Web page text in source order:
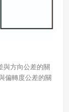
與方向公差的關
偏轉度公差的關